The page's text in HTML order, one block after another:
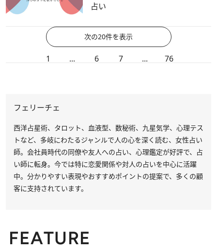
占い
次の20件を表示
1 ... 6 7 ... 76
フェリーチェ
西洋占星術、タロット、血液型、数秘術、九星気学、心理テス
トなど、多岐にわたるジャンルで人の心を深く読む、女性占い
師。会社員時代の同僚や友人への占い、心理鑑定が好評で、占
い師に転身。今では特に恋愛関係や対人の占いを中心に活躍
中。分かりやすい表現やおすすめポイントの提案で、多くの顧
客に支持されています。
FEATURE